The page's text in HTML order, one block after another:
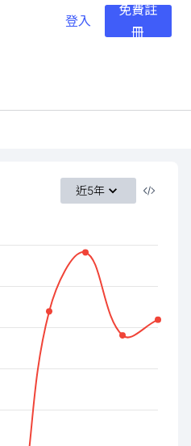
登入
免費註
冊
近5年